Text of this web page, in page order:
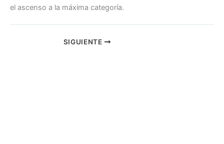
el ascenso a la máxima categoría.
SIGUIENTE